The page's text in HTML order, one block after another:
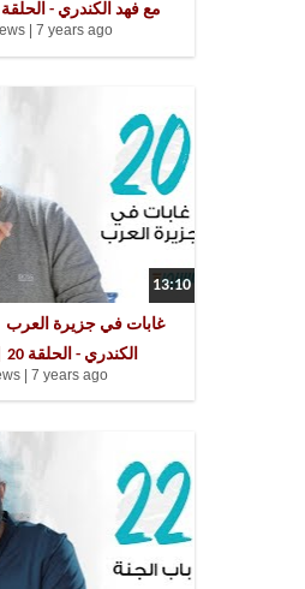
مع فهد الكندري - الحلقة 18| رمضان
| 7 years ago
13:10
الكندري - الحلقة 20 | رمضان 2019
| 7 years ago